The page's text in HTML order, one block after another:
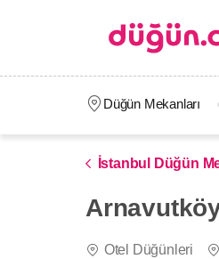
Düğün Mekanları
İstanbul Düğün
Otel Düğünleri